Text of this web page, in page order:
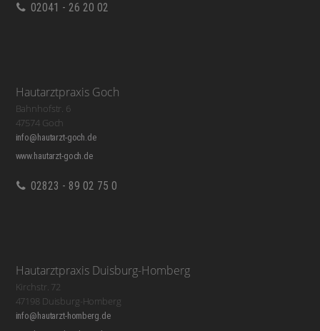
02041 - 26 20 02
Hautarztpraxis Goch
Bahnhofstr. 6
47574 Goch
info@hautarzt-goch.de
www.hautarzt-goch.de
02823 - 89 02 75 0
Hautarztpraxis Duisburg-Homberg
Kirchstr. 72
47198 Duisburg-Homberg
info@hautarzt-homberg.de